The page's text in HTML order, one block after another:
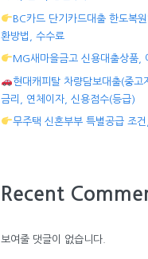
BC카드 단기카드대출 한도복
환방법, 수수료
MG새마을금고 신용대출상품,
현대캐피탈 차량담보대출(중고
금리, 연체이자, 신용점수(등급)
무주택 신혼부부 특별공급 조
Recent
보여줄 댓글이 없습니다.